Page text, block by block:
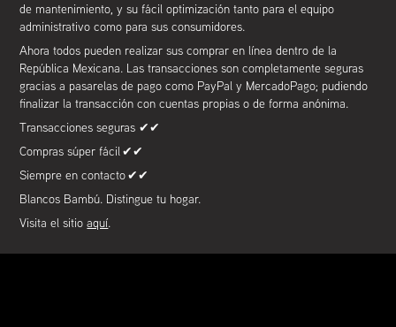
de mantenimiento, y su fácil optimización tanto para el equipo
administrativo como para sus consumidores.
Ahora todos pueden realizar sus comprar en línea dentro de la
República Mexicana. Las transacciones son completamente seguras
gracias a pasarelas de pago como PayPal y MercadoPago; pudiendo
finalizar la transacción con cuentas propias o de forma anónima.
Transacciones seguras ✔✔
Compras súper fácil ✔✔
Siempre en contacto ✔✔
Blancos Bambú. Distingue tu hogar.
Visita el sitioaquí.